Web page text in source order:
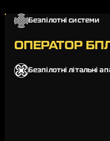
Безпілотні системи
ОПЕРАТОР
Безпілотні літальні